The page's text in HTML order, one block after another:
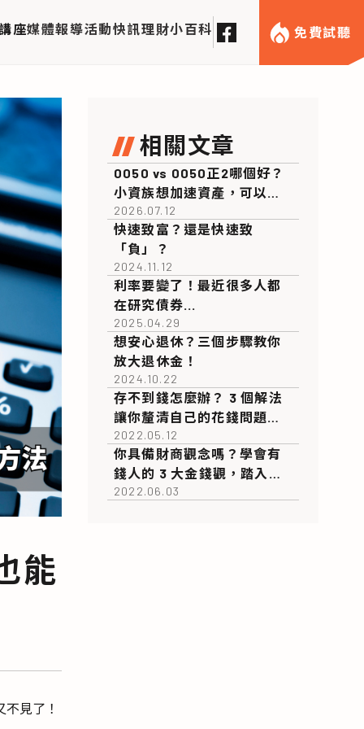
座媒體報導活動快訊理財小百科 免費試聽
能
見了！
相關文章
0050 vs 0050正2哪個好？
小資族想加速資產，可以買
正2嗎？
2026.07.12
快速致富？還是快速致
「負」？
2024.11.12
利率要變了！最近很多人都
在研究債券...
2025.04.29
想安心退休？三個步驟教你
放大退休金！
2024.10.22
存不到錢怎麼辦？ 3 個解法
讓你釐清自己的花錢問題，
有效降低月支出！
2022.05.12
你具備財商觀念嗎？學會有
錢人的 3 大金錢觀，踏入財
富倍增的起點！
2022.06.03